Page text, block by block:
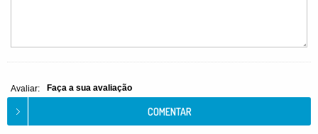
Avaliar: Faça a sua avaliação